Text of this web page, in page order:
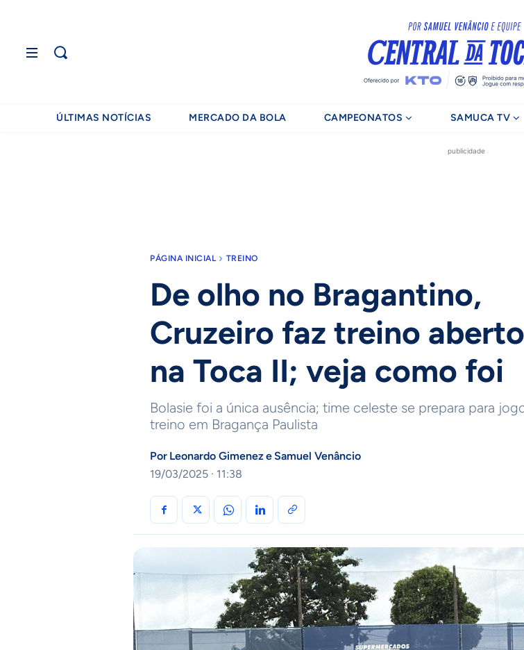
ÚLTIMAS NOTÍCIAS MERCADO DA BOLA CAMPEONATOS SAMUCA TV
publicidade
PÁGINA INICIAL TREINO
De olho no Bragantino,
Cruzeiro faz treino aberto
na Toca II; veja como foi
Bolasie foi a única ausência; time celeste se prepara para
treino em Bragança Paulista
Por Leonardo Gimeneze Samuel Venâncio
19/03/2025 · 11:38